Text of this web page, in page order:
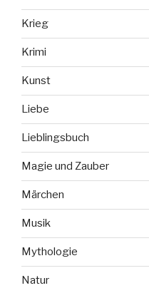
Krieg
Krimi
Kunst
Liebe
Lieblingsbuch
Magie und Zauber
Märchen
Musik
Mythologie
Natur